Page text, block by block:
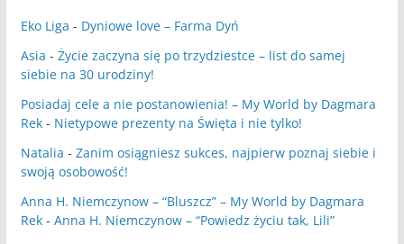
Eko Liga - Dyniowe love – Farma Dyń
Asia - Życie zaczyna się po trzydziestce – list do samej
siebie na 30 urodziny!
Posiadaj cele a nie postanowienia! – My World by Dagmara
Rek- Nietypowe prezenty na Święta i nie tylko!
Natalia - Zanim osiągniesz sukces, najpierw poznaj siebie i
swoją osobowość!
Anna H. Niemczynow – “Bluszcz” – My World by Dagmara
Rek- Anna H. Niemczynow – “Powiedz życiu tak, Lili”